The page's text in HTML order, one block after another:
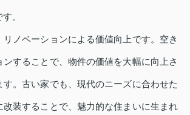
。
リノベーションによる価値向上です。空き
することで、物件の価値を大幅に向上さ
。古い家でも、現代のニーズに合わせた
改装することで、魅力的な住まいに生まれ